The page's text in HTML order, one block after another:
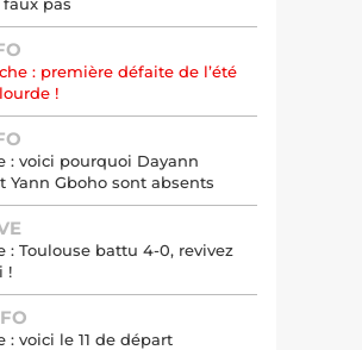
: première défaite de l’été
!
: voici pourquoi Dayann
Yann Gboho sont absents
: Toulouse battu 4-0, revivez
!
: voici le 11 de départ